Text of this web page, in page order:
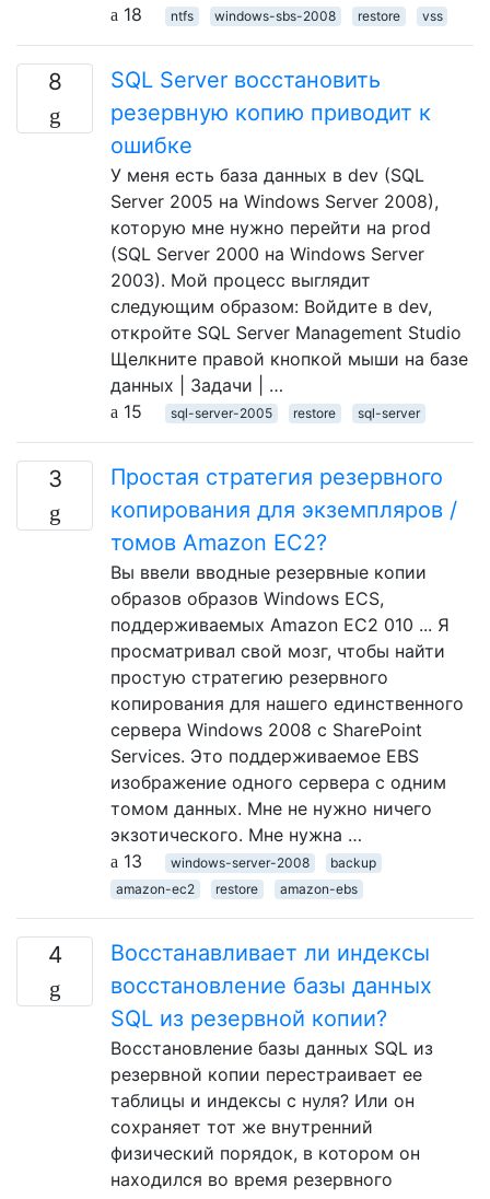
18
ntfs windows-sbs-2008 restore vss
8
SQL Server восстановить
резервную копию приводит к
ошибке
У меня есть база данных в dev (SQL
Server 2005 на Windows Server 2008),
которую мне нужно перейти на prod
(SQL Server 2000 на Windows Server
2003). Мой процесс выглядит
следующим образом: Войдите в dev,
откройте SQL Server Management Studio
Щелкните правой кнопкой мыши на базе
данных | Задачи | …
15
sql-server-2005 restore sql-server
3
Простая стратегия резервного
копирования для экземпляров /
томов Amazon EC2?
Вы ввели вводные резервные копии
образов образов Windows ECS,
поддерживаемых Amazon EC2 010 ... Я
просматривал свой мозг, чтобы найти
простую стратегию резервного
копирования для нашего единственного
сервера Windows 2008 с SharePoint
Services. Это поддерживаемое EBS
изображение одного сервера с одним
томом данных. Мне не нужно ничего
экзотического. Мне нужна …
13
windows-server-2008
backup
amazon-ec2
restore amazon-ebs
4
Восстанавливает ли индексы
восстановление базы данных
SQL из резервной копии?
Восстановление базы данных SQL из
резервной копии перестраивает ее
таблицы и индексы с нуля? Или он
сохраняет тот же внутренний
физический порядок, в котором он
находился во время резервного